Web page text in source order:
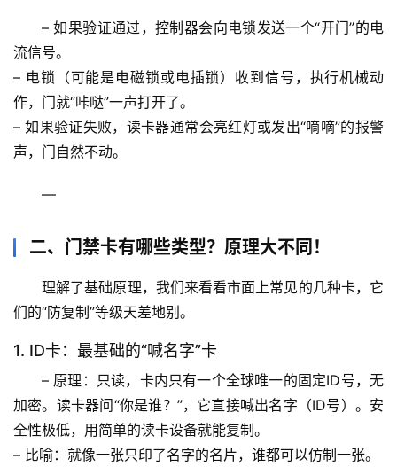
页
专
列
表
– 如果验证通过，控制器会向电锁发送一个“开门”的电
流信号。
– 电锁（可能是电磁锁或电插锁）收到信号，执行机械动
作，门就“咔哒”一声打开了。
– 如果验证失败，读卡器通常会亮红灯或发出“嘀嘀”的报警
声，门自然不动。
—
二、门禁卡有哪些类型？原理大不同！
理解了基础原理，我们来看看市面上常见的几种卡，它
们的“防复制”等级天差地别。
1. ID卡：最基础的“喊名字”卡
– 原理 ：只读，卡内只有一个全球唯一的固定ID号，无
加密。读卡器问“你是谁？”，它直接喊出名字（ID号）。 安
全性极低，用简单的读卡设备就能复制。
– 比喻：就像一张只印了名字的名片，谁都可以仿制一张。